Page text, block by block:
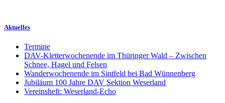
Aktuelles
Termine
DAV-Kletterwochenende im Thüringer Wald – Zwischen
Schnee, Hagel und Felsen
Wanderwochenende im Sintfeld bei Bad Wünnenberg
Jubiläum 100 Jahre DAV Sektion Weserland
Vereinsheft: Weserland-Echo